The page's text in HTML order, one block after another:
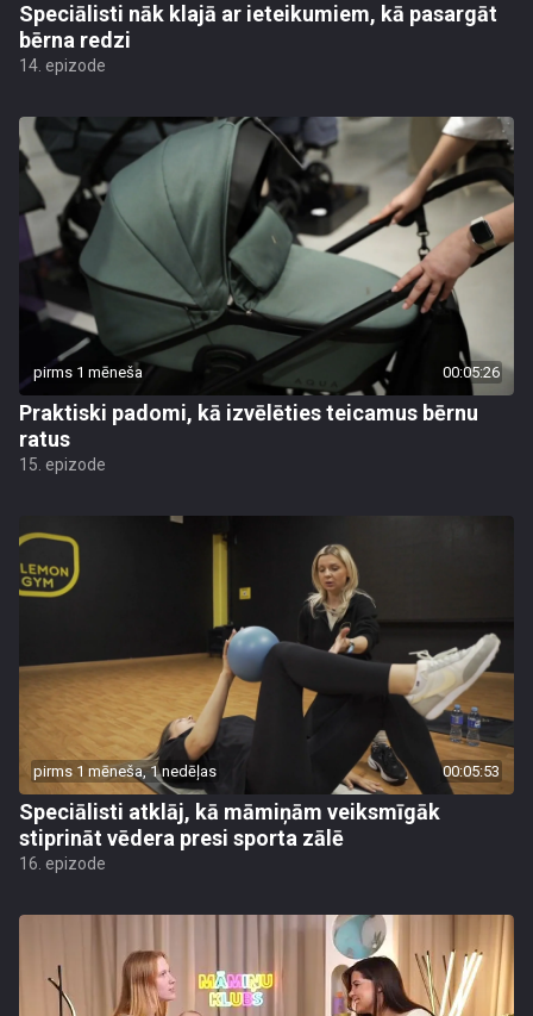
Speciālisti nāk klajā ar ieteikumiem, kā pasargāt
bērna redzi
14. epizode
pirms 1 mēneša 00:05:26
Praktiski padomi, kā izvēlēties teicamus bērnu
ratus
15. epizode
pirms 1 mēneša, 1 nedēļas 00:05:53
Speciālisti atklāj, kā māmiņām veiksmīgāk
stiprināt vēdera presi sporta zālē
16. epizode